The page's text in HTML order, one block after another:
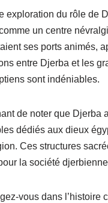
exploration du rôle de
un centre
ses ports animés,
entre Djerba et les
sont indéniables.
de noter que Djerba
dédiés aux dieux
Ces structures
la société
vous dans l’histoire